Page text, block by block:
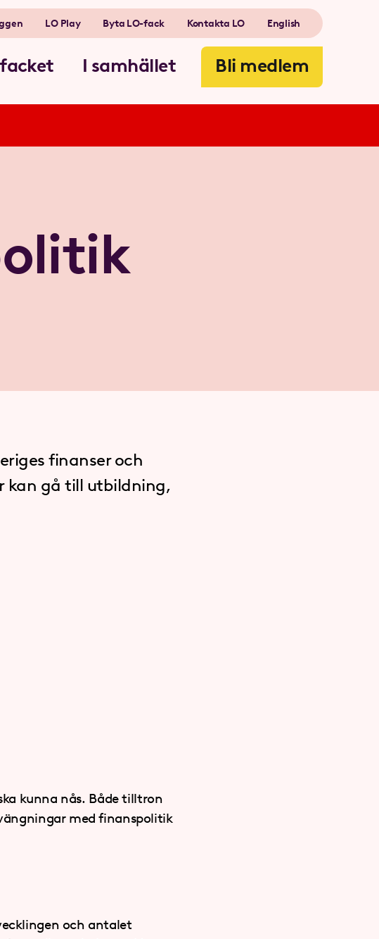
I samhället Bli medlem
LO Play Byta LO-fack Kontakta LO English
finanser och
kan gå till utbildning,
kunna nås. Både tilltron
med finanspolitik
och antalet